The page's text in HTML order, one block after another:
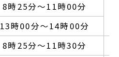
8時25分～11時00分
13時00分～14時00分
8時25分～11時30分